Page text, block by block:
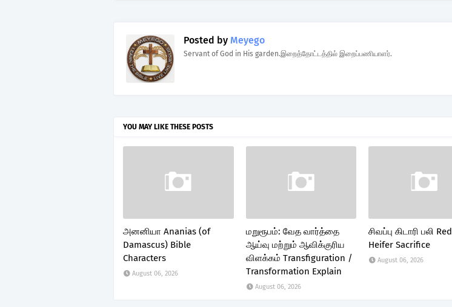
Posted by Meyego
Servant of God in His garden.இறைத்தோட்டத்தில் இறைப்பணியாளர்.
YOU MAY LIKE THESE POSTS
அனனியா Ananias (of
Damascus) Bible
Characters
August 06, 2026
மறுரூபம்: வேத வார்த்தை
ஆய்வு மற்றும் ஆவிக்குரிய
விளக்கம் Transfiguration /
Transformation Explain
August 06, 2026
சிவப்பு கிடாரி பலி Red
Heifer Sacrifice
August 06, 2026